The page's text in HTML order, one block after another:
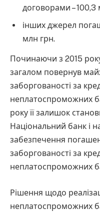
договорами – 100,3
інших джерел
млн грн.
Починаючи з 2015
загалом повернув
заборгованості за
неплатоспроможних
року її залишок
Національний банк і
забезпечення
заборгованості за
неплатоспроможних
Рішення щодо
неплатоспроможних